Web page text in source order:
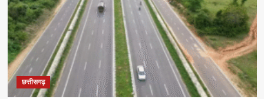
छत्तीसगढ़